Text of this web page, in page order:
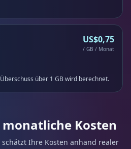
US$0,75
/ GB / Monat
über 1 GB wird berechnet.
Kosten
Ihre Kosten anhand realer